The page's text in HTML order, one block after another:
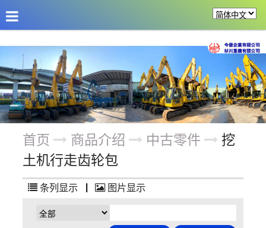
公司介绍 最新消息 改装机具
首页 商品介绍 中古零件
挖
土机行走齿轮包
条列显示 | 图片显示